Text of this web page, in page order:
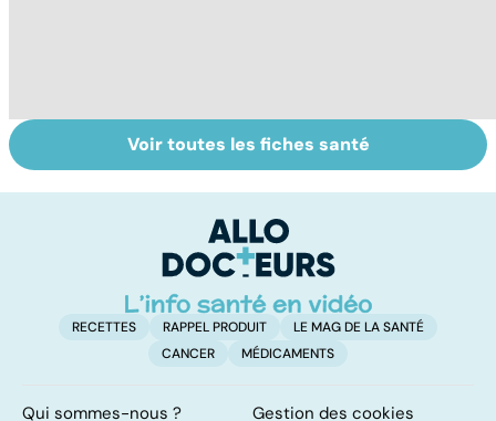
Tout savoir sur le
cancer de la
Mélanome : le
plus redouté des
peau
Voir toutes les fiches santé
RECETTES RAPPEL PRODUIT
LE MAG DE LA SANTÉ
CANCER
MÉDICAMENTS
Qui sommes-nous ? Gestion des cookies